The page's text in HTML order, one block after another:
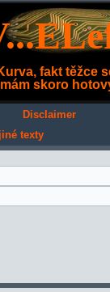
fakt těžce
skoro
Disclaimer
texty